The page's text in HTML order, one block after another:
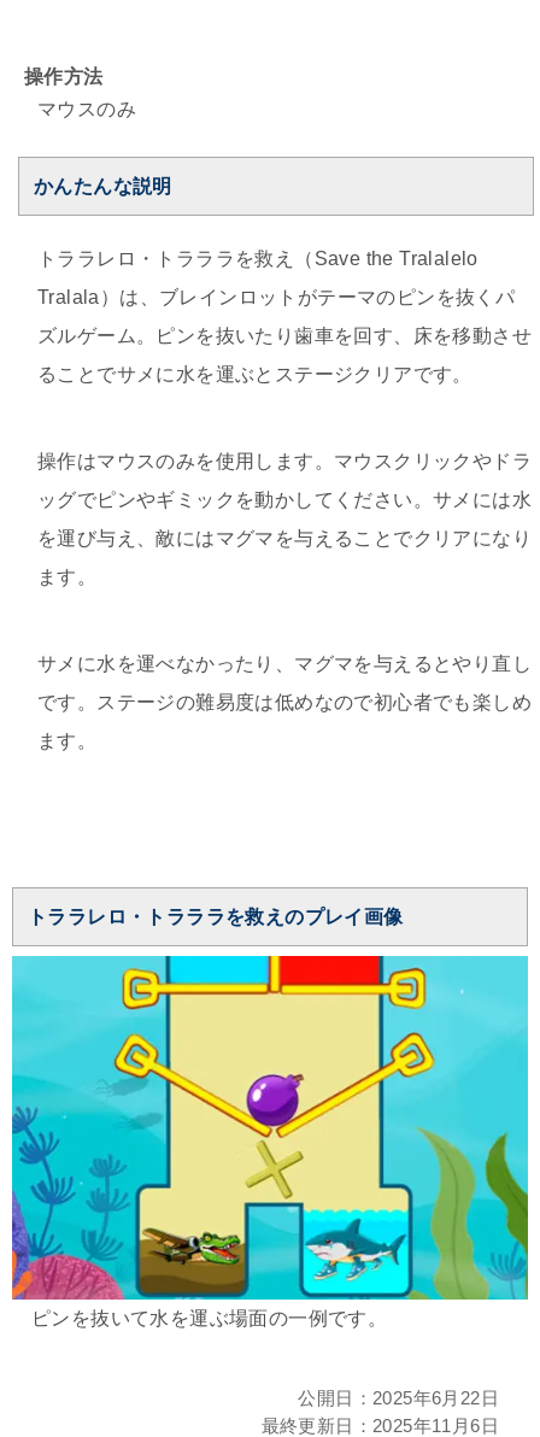
操作方法
マウスのみ
かんたんな説明
トララレロ・トラララを救え（Save the Tralalelo
Tralala）は、ブレインロットがテーマのピンを抜くパ
ズルゲーム。ピンを抜いたり歯車を回す、床を移動させ
ることでサメに水を運ぶとステージクリアです。
操作はマウスのみを使用します。マウスクリックやドラ
ッグでピンやギミックを動かしてください。サメには水
を運び与え、敵にはマグマを与えることでクリアになり
ます。
サメに水を運べなかったり、マグマを与えるとやり直し
です。ステージの難易度は低めなので初心者でも楽しめ
ます。
トララレロ・トラララを救えのプレイ画像
ピンを抜いて水を運ぶ場面の一例です。
公開日： 2025年6月22日
最終更新日： 2025年11月6日